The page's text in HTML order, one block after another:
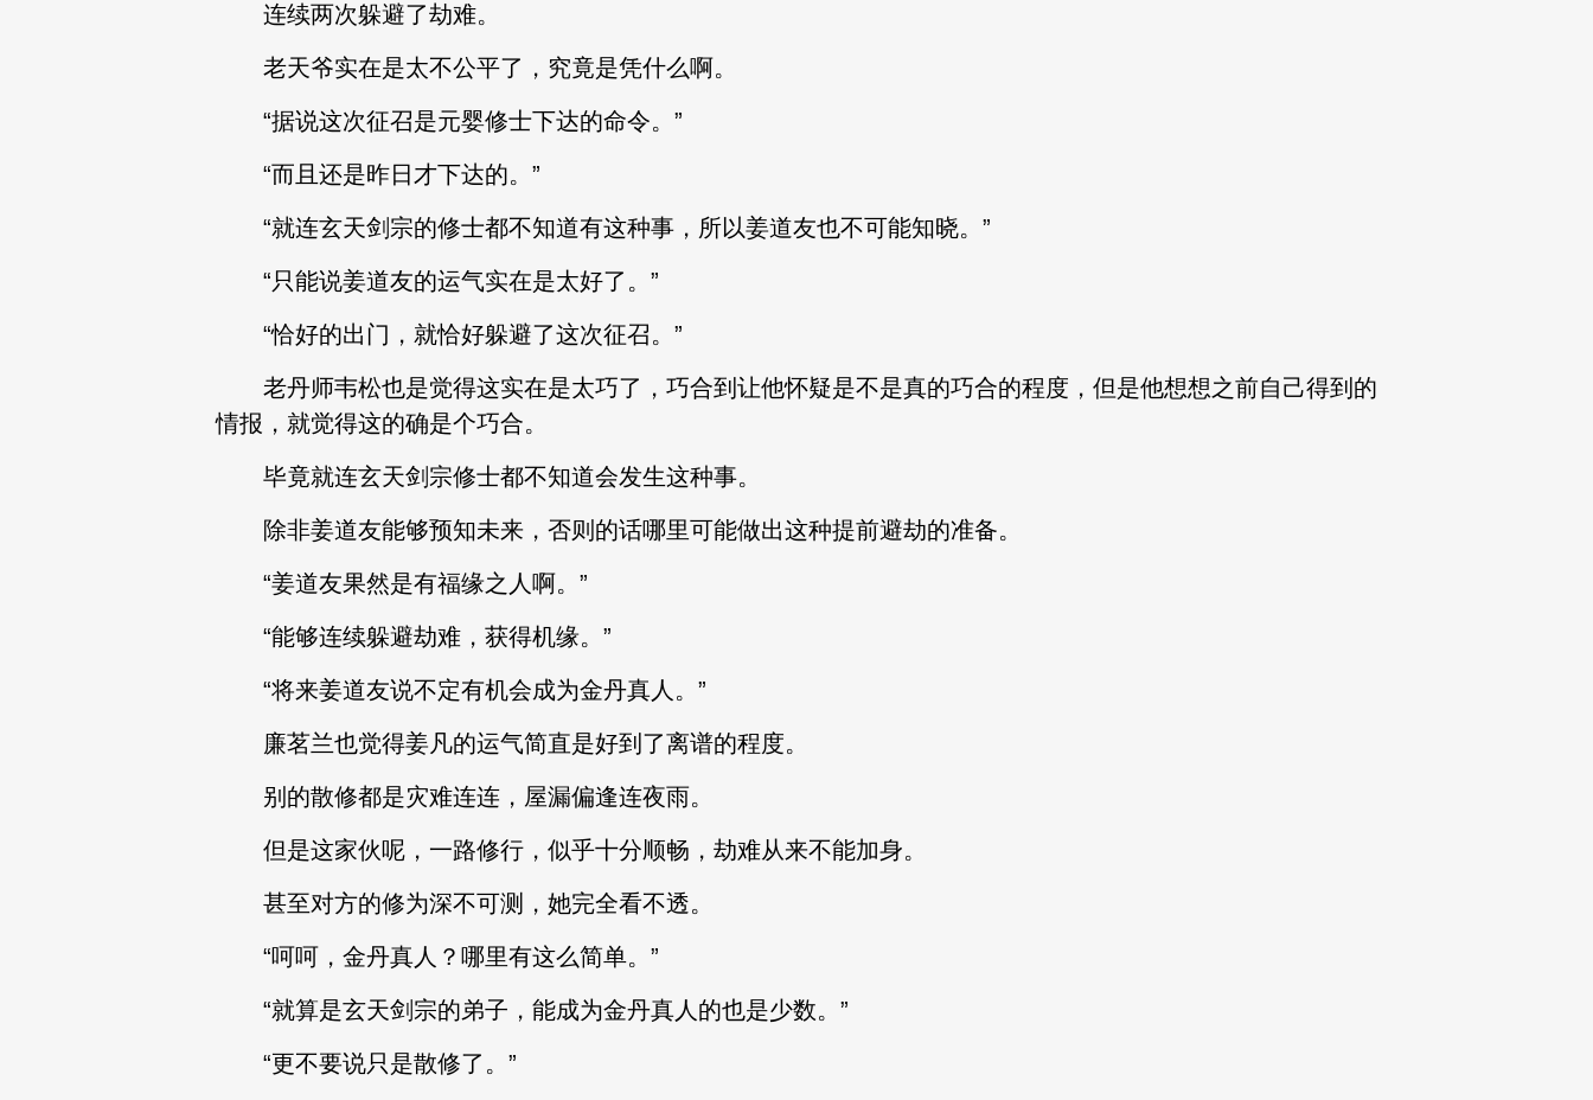
连续两次躲避了劫难。
老天爷实在是太不公平了，究竟是凭什么啊。
“据说这次征召是元婴修士下达的命令。”
“而且还是昨日才下达的。”
“就连玄天剑宗的修士都不知道有这种事，所以姜道友也不可能知晓。”
“只能说姜道友的运气实在是太好了。”
“恰好的出门，就恰好躲避了这次征召。”
老丹师韦松也是觉得这实在是太巧了，巧合到让他怀疑是不是真的巧合的程度，但是他想想之前自己得到的
情报，就觉得这的确是个巧合。
毕竟就连玄天剑宗修士都不知道会发生这种事。
除非姜道友能够预知未来，否则的话哪里可能做出这种提前避劫的准备。
“姜道友果然是有福缘之人啊。”
“能够连续躲避劫难，获得机缘。”
“将来姜道友说不定有机会成为金丹真人。”
廉茗兰也觉得姜凡的运气简直是好到了离谱的程度。
别的散修都是灾难连连，屋漏偏逢连夜雨。
但是这家伙呢，一路修行，似乎十分顺畅，劫难从来不能加身。
甚至对方的修为深不可测，她完全看不透。
“呵呵，金丹真人？哪里有这么简单。”
“就算是玄天剑宗的弟子，能成为金丹真人的也是少数。”
“更不要说只是散修了。”